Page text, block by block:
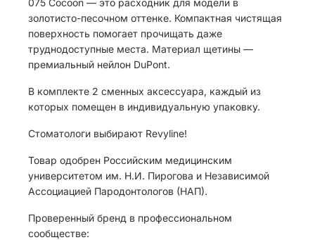
075 Сocoon — это расходник для модели в
золотисто-песочном оттенке. Компактная чистящая
поверхность помогает прочищать даже
труднодоступные места. Материал щетины —
премиальный нейлон DuPont.
В комплекте 2 сменных аксессуара, каждый из
которых помещен в индивидуальную упаковку.
Стоматологи выбирают Revyline!
Товар одобрен Российским медицинским
университетом им. Н.И. Пирогова и Независимой
Ассоциацией Пародонтологов (НАП).
Проверенный бренд в профессиональном
сообществе: